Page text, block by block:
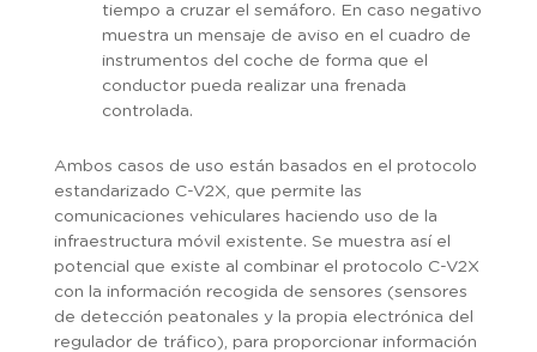
tiempo a cruzar el semáforo. En caso negativo
muestra un mensaje de aviso en el cuadro de
instrumentos del coche de forma que el
conductor pueda realizar una frenada
controlada.
Ambos casos de uso están basados en el protocolo
estandarizado C-V2X, que permite las
comunicaciones vehiculares haciendo uso de la
infraestructura móvil existente. Se muestra así el
potencial que existe al combinar el protocolo C-V2X
con la información recogida de sensores (sensores
de detección peatonales y la propia electrónica del
regulador de tráfico), para proporcionar información